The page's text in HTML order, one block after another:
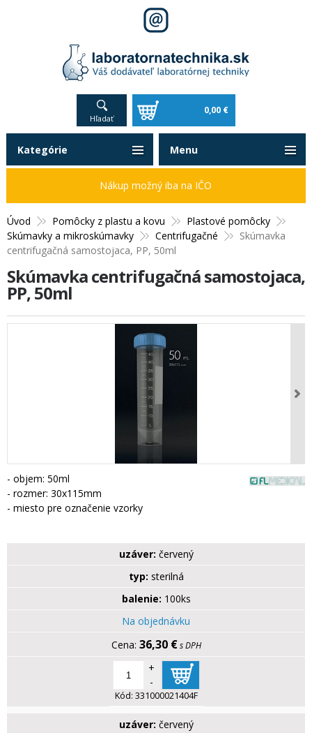
Hľadať
0,00 €
Úvod Pomôcky z plastu a kovu
Plastové pomôcky
Skúmavky a mikroskúmavky
Centrifugačné
Skúmavka
centrifugačná samostojaca, PP, 50ml
Skúmavka centrifugačná samostojaca,
PP, 50ml
- objem: 50ml
- rozmer: 30x115mm
- miesto pre označenie vzorky
uzáver: červený
typ: sterilná
balenie: 100ks
Na objednávku
36,30 € s DPH
+
-
Kód: 331000021404F
uzáver: červený
Kategórie
Nákup možný iba na IČO
Menu